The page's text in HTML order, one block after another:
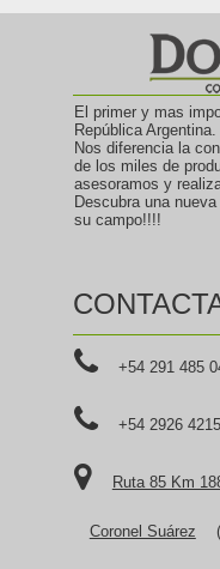
El primer y mas
República Argentina.
Nos diferencia la
de los miles de
asesoramos y
Descubra una
su campo!!!!
+54 291 485
+54 2926
Ruta 85 Km
Coronel Suárez (